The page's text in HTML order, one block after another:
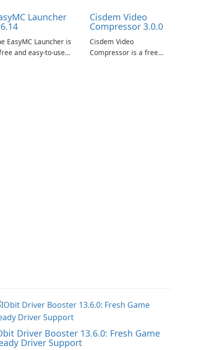
Launcher
EasyMC Launcher is
and easy-to-use
Cisdem Video
Compressor 3.0.0
Cisdem Video
Compressor is a free
Driver Booster 13.6.0: Fresh Game
Driver Support